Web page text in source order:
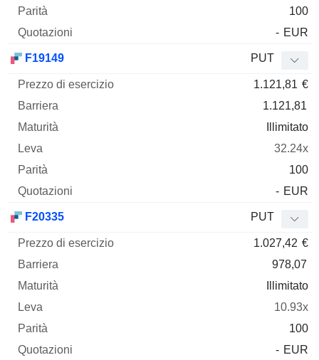
100
- EUR
F19149 PUT
1.121,81 €
1.121,81
Illimitato
32.24x
100
- EUR
F20335 PUT
1.027,42 €
978,07
Illimitato
10.93x
100
- EUR